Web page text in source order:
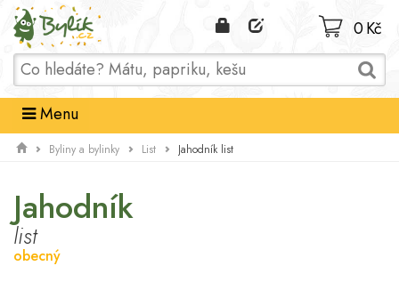
Domů
0 Kč
Menu
Byliny a bylinky List Jahodník list
Jahodník
list
obecný